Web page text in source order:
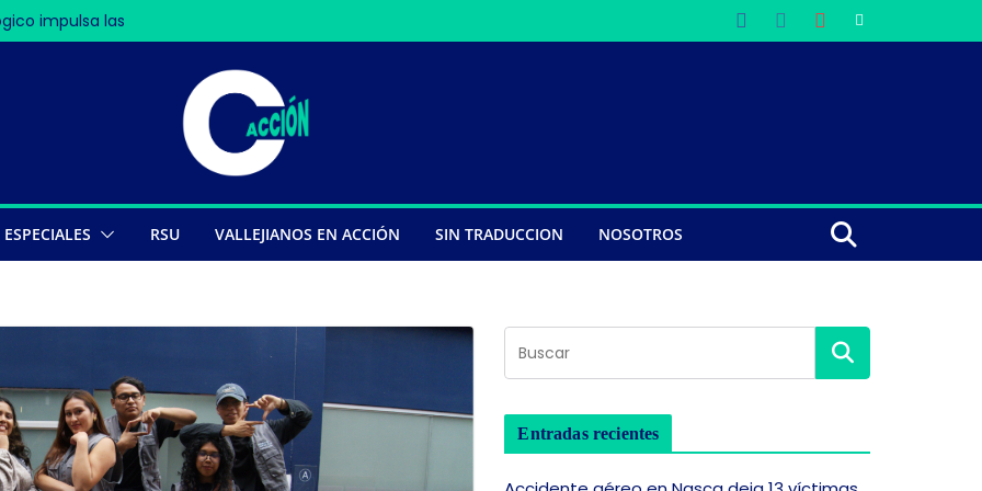
impulsa las
ESPECIALES RSU VALLEJIANOS EN ACCIÓN SIN TRADUCCION NOSOTROS
Entradas recientes